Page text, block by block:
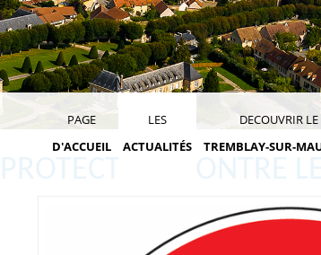
PAGE
D'ACCUEIL
LES
ACTUALITÉS
DECOUVRIR LE
TREMBLAY-SUR-